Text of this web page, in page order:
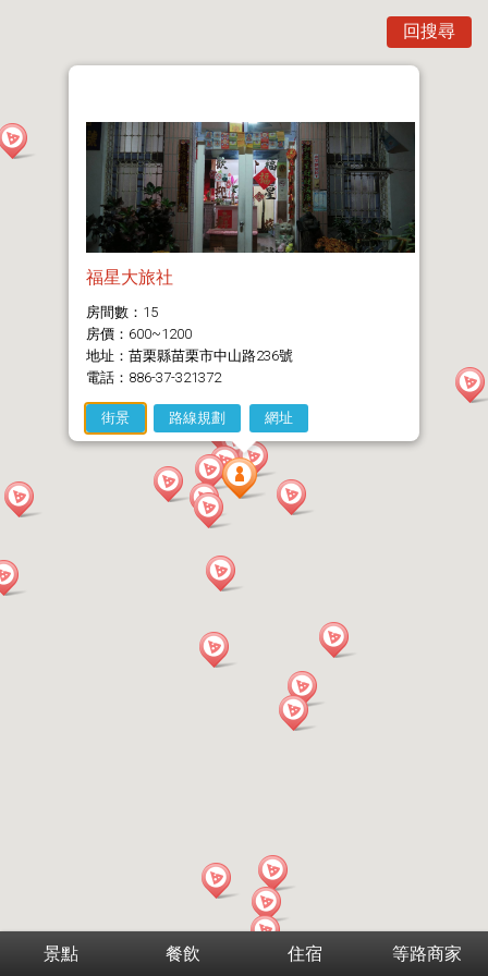
景點 餐飲 住宿 等路商家
回搜尋
福星大旅社
房間數：15
房價：600~1200
地址：苗栗縣苗栗市中山路236號
電話：886-37-321372
街景 路線規劃 網址